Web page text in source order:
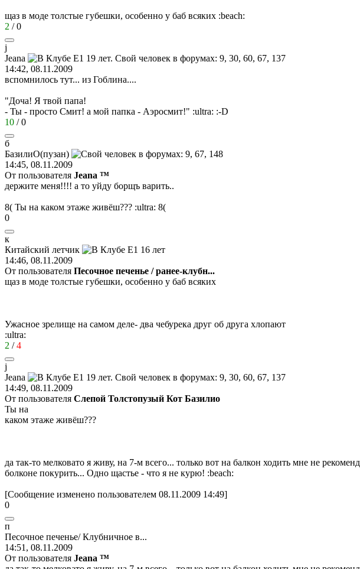
щаз в моде толстые губешки, особенно у баб всяких :beach:
2 /0
j
Jeana
14:42, 08.11.2009
вспомнилось тут... из Гоблина....
"Доча! Я твой папа!
- Ты - просто Смит! а мой папка - Аэросмит!" :ultra: :-D
10 /0
б
БазилиО(пузан)
14:45, 08.11.2009
От пользователя Jeana ™
держите меня!!!! а то уйду борщъ варить..
8( Ты на каком этаже живёш??? :ultra: 8(
0
к
Китайский летчик
14:46, 08.11.2009
От пользователя Песочное печенье / ранее-клубн...
щаз в моде толстые губешки, особенно у баб всяких
Ужасное зрелище на самом деле- два чебурека друг об друга хлопают
:ultra:
2 /4
j
Jeana
14:49, 08.11.2009
От пользователя Слепой Толстопузый Кот Базилио
Ты на
каком этаже живёш???
да так-то мелковато я живу, на 7-м всего... только вот на балкон ходить мне не
болконе покурить... Одно щастье - что я не курю! :beach:
[Сообщение изменено пользователем 08.11.2009 14:49]
0
п
Песочное печенье/Клубничное в...
14:51, 08.11.2009
От пользователя Jeana ™